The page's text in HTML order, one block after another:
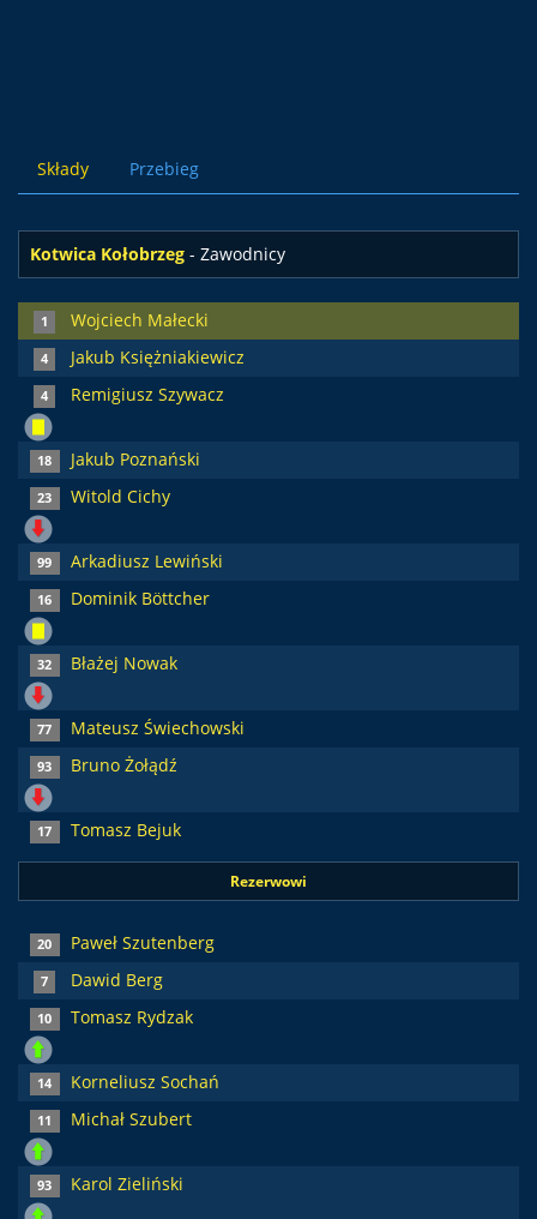
Składy Przebieg
Kotwica Kołobrzeg - Zawodnicy
1 Wojciech Małecki
4 Jakub Księżniakiewicz
4 Remigiusz Szywacz
18 Jakub Poznański
23 Witold Cichy
99 Arkadiusz Lewiński
16 Dominik Böttcher
32 Błażej Nowak
77 Mateusz Świechowski
93 Bruno Żołądź
17 Tomasz Bejuk
Rezerwowi
20 Paweł Szutenberg
7 Dawid Berg
10 Tomasz Rydzak
14 Korneliusz Sochań
11 Michał Szubert
93 Karol Zieliński